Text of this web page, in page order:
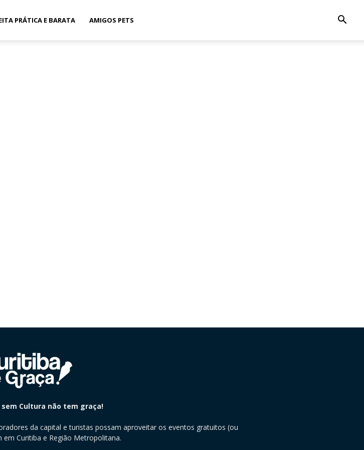
PRÁTICA E BARATA AMIGOS PETS
sem Cultura não tem graça!
da capital e turistas possam aproveitar os eventos gratuitos (ou
em Curitiba e Região Metropolitana.